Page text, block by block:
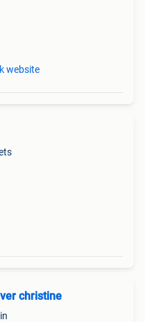
website
christine